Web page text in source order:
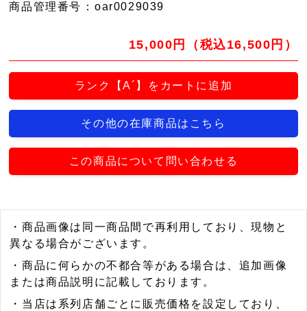
商品管理番号 ：oar0029039
15,000円（税込16,500円）
ランク【A´】をカートに追加
その他の在庫商品はこちら
この商品について問い合わせる
・商品画像は同一商品間で再利用しており、現物と
異なる場合がございます。
・商品に何らかの不都合等がある場合は、追加画像
または商品説明に記載しております。
・当店は系列店舗ごとに販売価格を設定しており、